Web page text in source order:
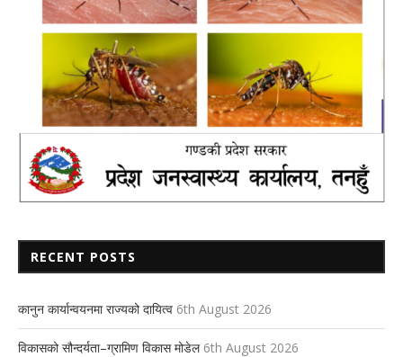
RECENT POSTS
कानुन कार्यान्वयनमा राज्यको दायित्व 6th August 2026
विकासको सौन्दर्यता–ग्रामिण विकास मोडेल 6th August 2026